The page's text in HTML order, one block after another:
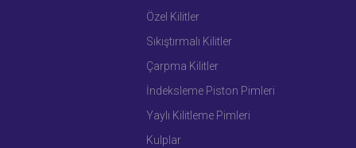
Özel Kilitler
Sıkıştırmalı Kilitler
Çarpma Kilitler
İndeksleme Piston Pimleri
Yaylı Kilitleme Pimleri
Kulplar